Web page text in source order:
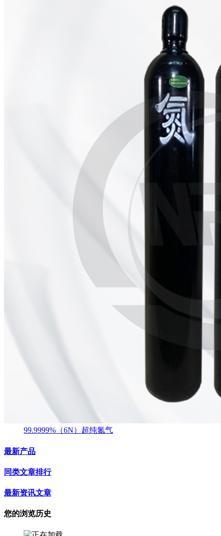
99.9999%（6N）超纯氮气
最新产品
同类文章排行
最新资讯文章
您的浏览历史